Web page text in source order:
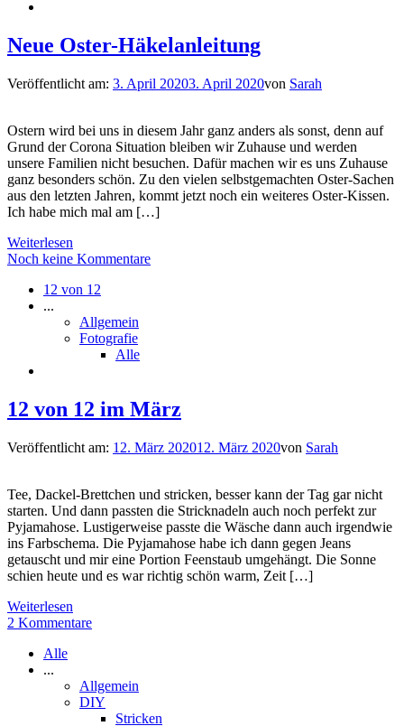
Neue Oster-Häkelanleitung
Veröffentlicht am: 3. April 20203. April 2020von Sarah
Ostern wird bei uns in diesem Jahr ganz anders als sonst, denn auf
Grund der Corona Situation bleiben wir Zuhause und werden
unsere Familien nicht besuchen. Dafür machen wir es uns Zuhause
ganz besonders schön. Zu den vielen selbstgemachten Oster-Sachen
aus den letzten Jahren, kommt jetzt noch ein weiteres Oster-Kissen.
Ich habe mich mal am […]
Weiterlesen
Noch keine Kommentare
12 von 12
...
Allgemein
Fotografie
Alle
12 von 12 im März
Veröffentlicht am: 12. März 202012. März 2020von Sarah
Tee, Dackel-Brettchen und stricken, besser kann der Tag gar nicht
starten. Und dann passten die Stricknadeln auch noch perfekt zur
Pyjamahose. Lustigerweise passte die Wäsche dann auch irgendwie
ins Farbschema. Die Pyjamahose habe ich dann gegen Jeans
getauscht und mir eine Portion Feenstaub umgehängt. Die Sonne
schien heute und es war richtig schön warm, Zeit […]
Weiterlesen
2 Kommentare
Alle
...
Allgemein
DIY
Stricken